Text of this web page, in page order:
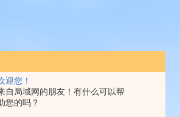
迎您！
自局域网的朋友！有什么可以帮
您的吗？